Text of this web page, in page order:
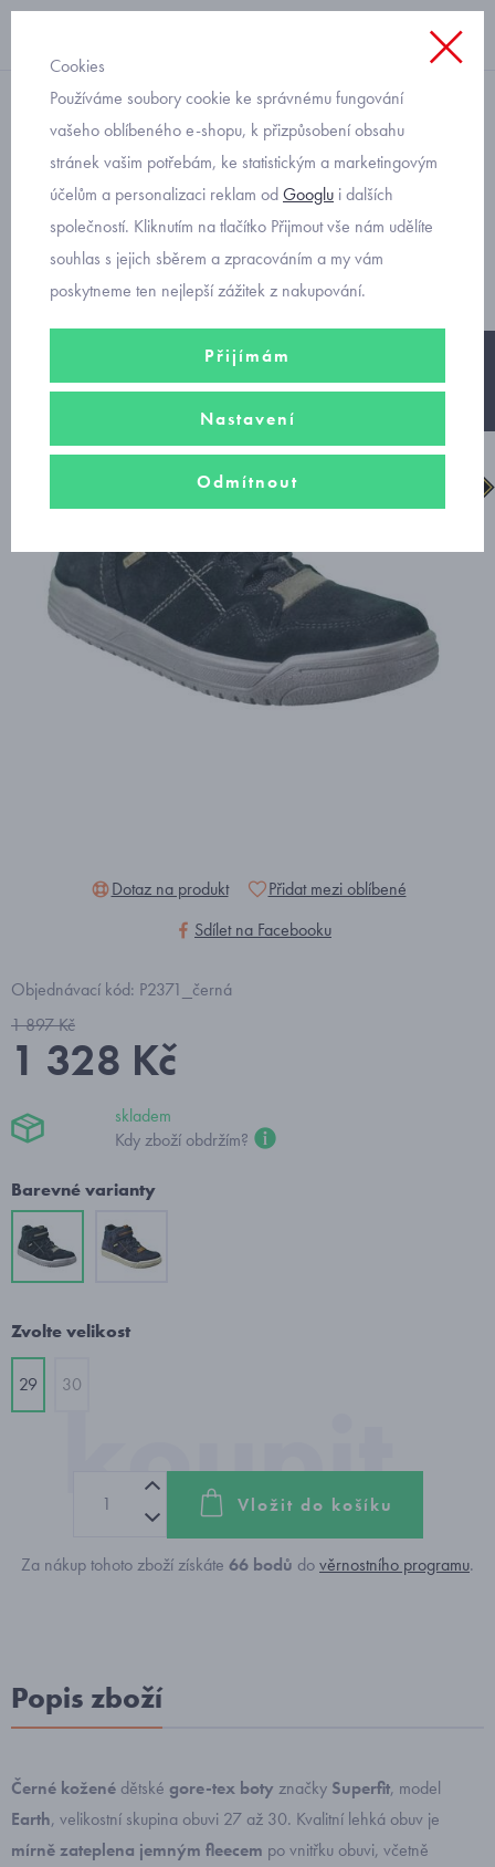
chlapecké
Superfit Earth celoroční
kotníkové boty 1-009059-
0020
-30%
Dotaz na produkt
Přidat mezi oblíbené
Sdílet na Facebooku
Objednávací kód: P2371_černá
1 897 Kč
1 328 Kč
skladem
Kdy zboží obdržím?
Barevné varianty
Zvolte velikost
29 30
Vložit do košíku
Za nákup tohoto zboží získáte 66 bodů dověrnostního programu.
Popis zboží
Černé kožené dětské gore-tex boty značky Superfit, model
Earth, velikostní skupina obuvi 27 až 30. Kvalitní lehká obuv je
mírně zateplena jemným fleecem po vnitřku obuvi, včetně
Cookies
Používáme soubory cookie ke správnému fungování
vašeho oblíbeného e-shopu, k přizpůsobení obsahu
stránek vašim potřebám, ke statistickým a marketingovým
účelům a personalizaci reklam odGooglu i dalších
společností. Kliknutím na tlačítko Přijmout vše nám udělíte
souhlas s jejich sběrem a zpracováním a my vám
poskytneme ten nejlepší zážitek z nakupování.
Přijímám
Nastavení
Odmítnout